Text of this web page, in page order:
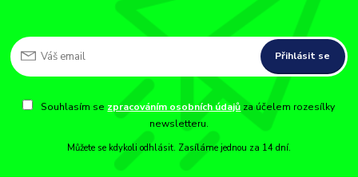
Přihlásit se
Souhlasím se zpracováním osobních údajů za účelem rozesílky
newsletteru.
Můžete se kdykoli odhlásit. Zasíláme jednou za 14 dní.